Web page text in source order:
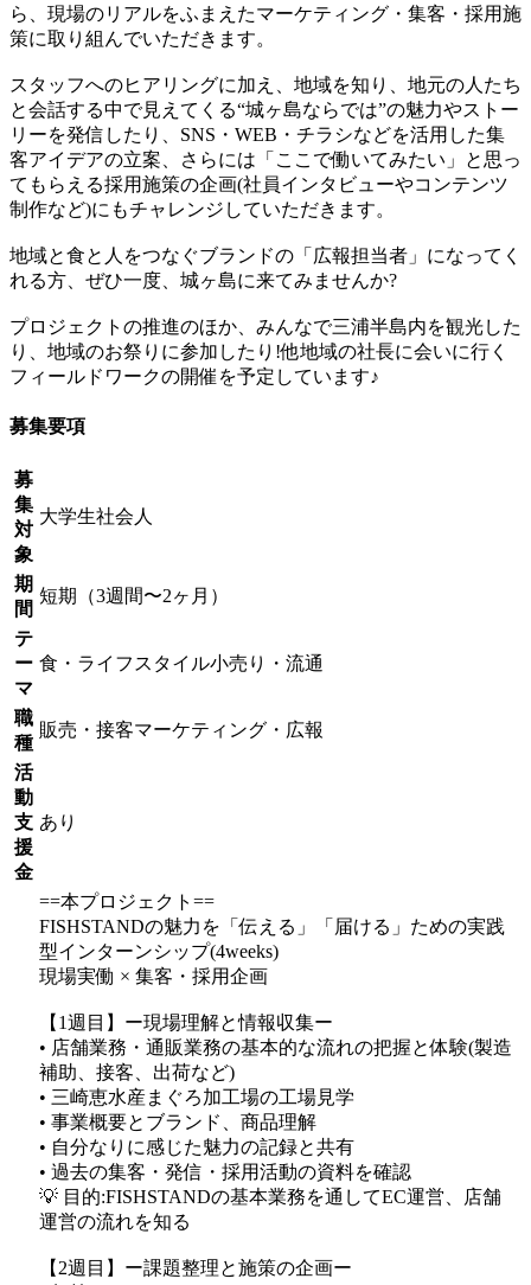
ら、現場のリアルをふまえたマーケティング・集客・採用施
策に取り組んでいただきます。
スタッフへのヒアリングに加え、地域を知り、地元の人たち
と会話する中で見えてくる“城ヶ島ならでは”の魅力やストー
リーを発信したり、SNS・WEB・チラシなどを活用した集
客アイデアの立案、さらには「ここで働いてみたい」と思っ
てもらえる採用施策の企画(社員インタビューやコンテンツ
制作など)にもチャレンジしていただきます。
地域と食と人をつなぐブランドの「広報担当者」になってく
れる方、ぜひ一度、城ヶ島に来てみませんか?
プロジェクトの推進のほか、みんなで三浦半島内を観光した
り、地域のお祭りに参加したり!他地域の社長に会いに行く
フィールドワークの開催を予定しています♪
募集要項
募
集
対
象
大学生社会人
期
間
短期（3週間〜2ヶ月）
テ
ー
マ
食・ライフスタイル小売り・流通
職
種
販売・接客マーケティング・広報
活
動
支
援
金
あり
==本プロジェクト==
FISHSTANDの魅力を「伝える」「届ける」ための実践
型インターンシップ(4weeks)
現場実働 × 集客・採用企画
【1週目】ー現場理解と情報収集ー
• 店舗業務・通販業務の基本的な流れの把握と体験(製造
補助、接客、出荷など)
• 三崎恵水産まぐろ加工場の工場見学
• 事業概要とブランド、商品理解
• 自分なりに感じた魅力の記録と共有
• 過去の集客・発信・採用活動の資料を確認
💡 目的:FISHSTANDの基本業務を通してEC運営、店舗
運営の流れを知る
【2週目】ー課題整理と施策の企画ー